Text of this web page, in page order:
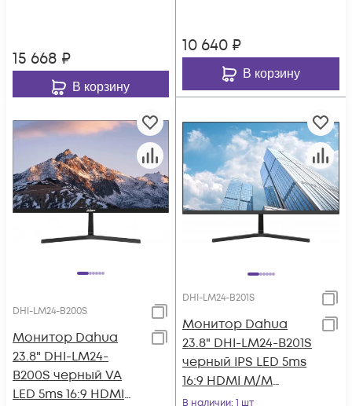
15 668 ₽
В корзину
10 640 ₽
В корзину
DHI-LM24-B200S
Монитор Dahua
23.8" DHI-LM24-
B200S черный VA
LED 5ms 16:9 HDMI
DHI-LM24-B201S
Монитор Dahua
23.8" DHI-LM24-B201S
черный IPS LED 5ms
16:9 HDMI M/M
матовая 1000:1
В наличии: 1 шт